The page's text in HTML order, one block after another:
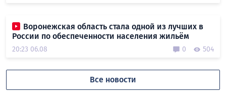
Воронежская область стала одной из лучших в
России по обеспеченности населения жильём
20:23 06.08 0 504
Все новости